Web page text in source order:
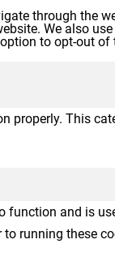
through the
We also
to opt-out
properly. This
and is
running these